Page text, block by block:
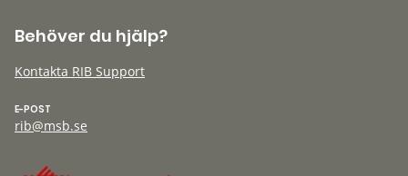
Behöver du hjälp?
Kontakta RIB Support
E-POST
rib@msb.se